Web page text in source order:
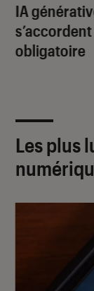
IA
obligatoire
Les plus